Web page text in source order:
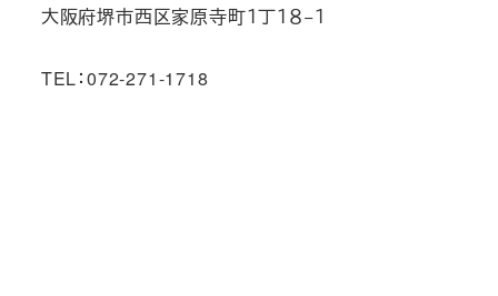
大阪府堺市西区家原寺町１丁１８−１
TEL：072-271-1718